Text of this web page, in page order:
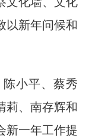
以新年问候和
小平、蔡秀
莉、南存辉和
新一年工作提